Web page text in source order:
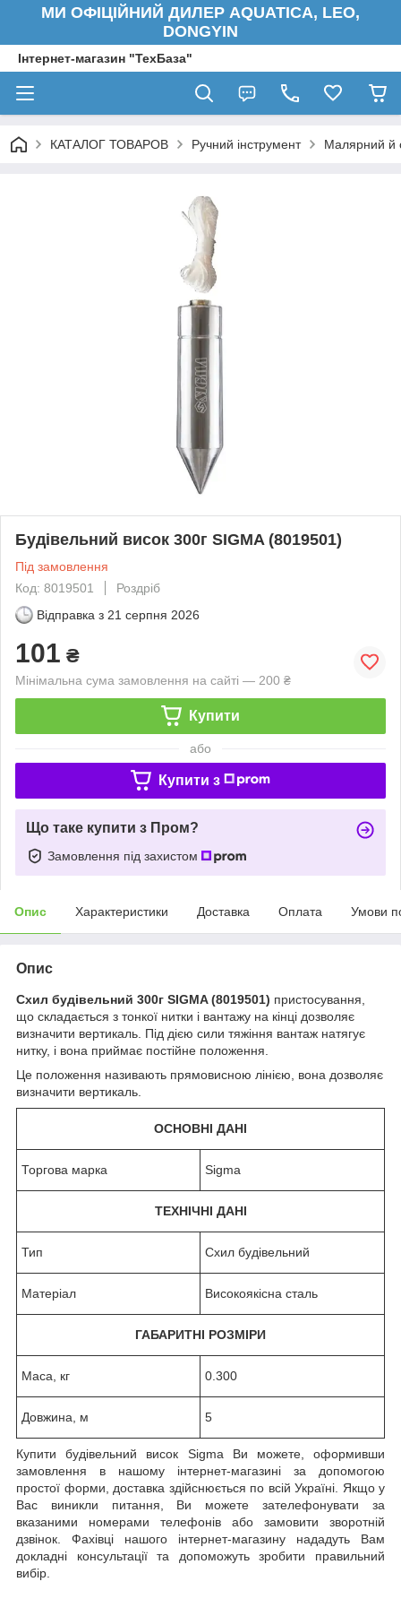
МИ ОФІЦІЙНИЙ ДИЛЕР AQUATICA, LEO,
DONGYIN
Інтернет-магазин "ТехБаза"
КАТАЛОГ ТОВАРОВ Ручний інструмент Малярний й
Будівельний висок 300г SIGMA (8019501)
Під замовлення
Код: 8019501
Роздріб
Відправка з 21 серпня 2026
101 ₴
Мінімальна сума замовлення на сайті — 200 ₴
Купити
або
Купити з
Що таке купити з Пром?
Замовлення під захистом
Опис Характеристики Доставка Оплата Умови
Опис
Схил будівельний 300г SIGMA (8019501) пристосування,
що складається з тонкої нитки і вантажу на кінці дозволяє
визначити вертикаль. Під дією сили тяжіння вантаж натягує
нитку, і вона приймає постійне положення.
Це положення називають прямовисною лінією, вона дозволяє
визначити вертикаль.
ОСНОВНІ ДАНІ
Торгова марка Sigma
ТЕХНІЧНІ ДАНІ
Тип Схил будівельний
Матеріал Високоякісна сталь
ГАБАРИТНІ РОЗМІРИ
Маса, кг 0.300
Довжина, м 5
Купити будівельний висок Sigma Ви можете, оформивши
замовлення в нашому інтернет-магазині за допомогою
простої форми, доставка здійснюється по всій Україні. Якщо у
Вас виникли питання, Ви можете зателефонувати за
вказаними номерами телефонів або замовити зворотній
дзвінок. Фахівці нашого інтернет-магазину нададуть Вам
докладні консультації та допоможуть зробити правильний
вибір.